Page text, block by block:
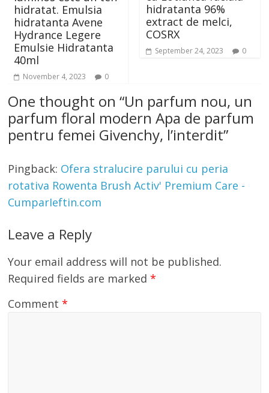
hidratat. Emulsia
hidratanta Avene
Hydrance Legere
Emulsie Hidratanta
40ml
November 4, 2023 0
hidratanta 96%
extract de melci,
COSRX
September 24, 2023 0
One thought on “Un parfum nou, un
parfum floral modern Apa de parfum
pentru femei Givenchy, l’interdit”
Pingback: Ofera stralucire parului cu peria
rotativa Rowenta Brush Activ' Premium Care -
CumparIeftin.com
Leave a Reply
Your email address will not be published.
Required fields are marked*
Comment*